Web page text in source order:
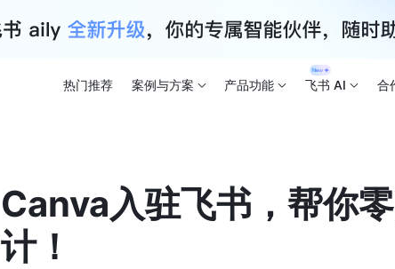
热门推荐 案例与方案 产品功能 飞书 AI 合
Canva入驻飞书，帮你
计！